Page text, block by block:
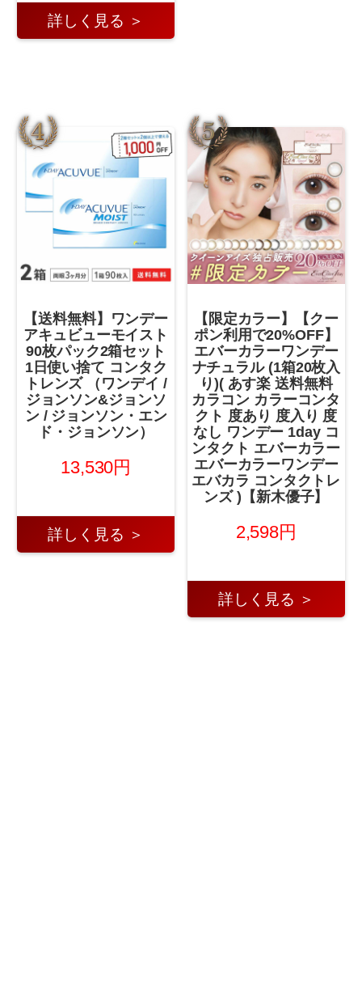
詳しく見る ＞
【送料無料】ワンデー
アキュビューモイスト
90枚パック2箱セット
1日使い捨て コンタク
トレンズ （ワンデイ /
ジョンソン&ジョンソ
ン / ジョンソン・エン
ド・ジョンソン）
13,530円
詳しく見る ＞
【限定カラー】【クー
ポン利用で20%OFF】
エバーカラーワンデー
ナチュラル (1箱20枚入
り)( あす楽 送料無料
カラコン カラーコンタ
クト 度あり 度入り 度
なし ワンデー 1day コ
ンタクト エバーカラー
エバーカラーワンデー
エバカラ コンタクトレ
ンズ )【新木優子】
2,598円
詳しく見る ＞